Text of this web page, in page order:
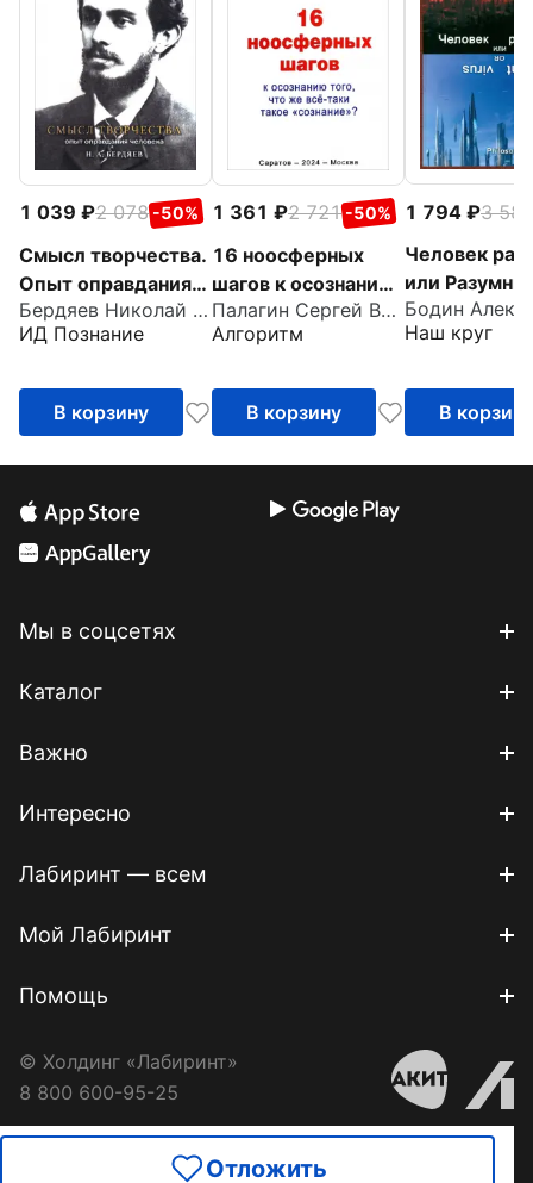
Отложить
1 039 2 078 -50%
Смысл творчества.
Опыт оправдания
человека
Бердяев Николай Александрович
ИД Познание
В корзину
1 361 2 721 -50%
16 ноосферных
шагов к осознанию
того, что же всё-
таки такое
Первый
ноосферный
Палагин Сергей Викторович
Алгоритм
В корзину
1 794
3 587
Человек
или
вирус.
Бодин
Наш круг
В корзину
Мы в соцсетях
Каталог
Важно
Интересно
Лабиринт — всем
Мой Лабиринт
Помощь
© Холдинг «Лабиринт»
8 800 600-95-25